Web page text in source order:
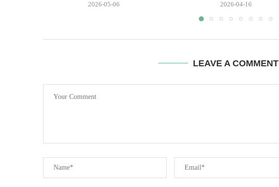
2026-05-06 2026-04-16
LEAVE A COMMENT